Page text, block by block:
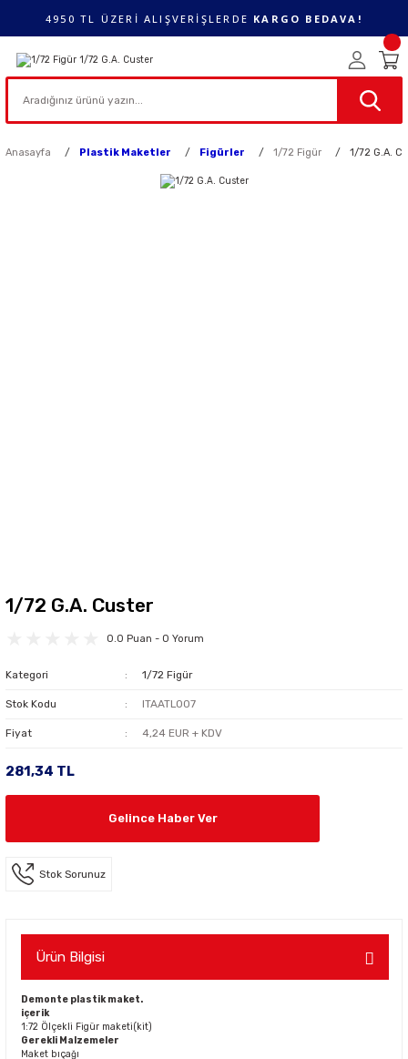
4950 TL ÜZERİ ALIŞVERİŞLERDE KARGO BEDAVA!
Anasayfa Plastik Maketler Figürler 1/72 Figür 1/72 G.A.
1/72 G.A. Custer
0.0 Puan - 0 Yorum
Kategori 1/72 Figür
Stok Kodu ITAATL007
Fiyat 4,24 EUR + KDV
281,34 TL
Gelince Haber Ver
Stok Sorunuz
Ürün Bilgisi
Demonte plastik maket.
içerik
1:72 Ölçekli Figür maketi(kit)
Gerekli Malzemeler
Maket bıçağı